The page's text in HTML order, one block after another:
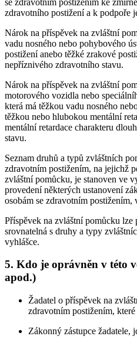
zdravotního postižení a k podpoře
Nárok na příspěvek na zvláštní
vadu nosného nebo pohybového
postižení anebo těžké zrakové
nepříznivého zdravotního stavu.
Nárok na příspěvek na zvláštní
motorového vozidla nebo
která má těžkou vadu nosného
těžkou nebo hlubokou mentální
mentální retardace charakteru
stavu.
Seznam druhů a typů zvláštních
zdravotním postižením, na jejichž
zvláštní pomůcku, je stanoven ve
provedení některých ustanovení
osobám se zdravotním postižením,
Příspěvek na zvláštní pomůcku
srovnatelná s druhy a typy
vyhlášce.
5. Kdo je oprávněn v této
apod.)
Žadatel o příspěvek na
zdravotním postižením,
Zákonný zástupce žadatele,